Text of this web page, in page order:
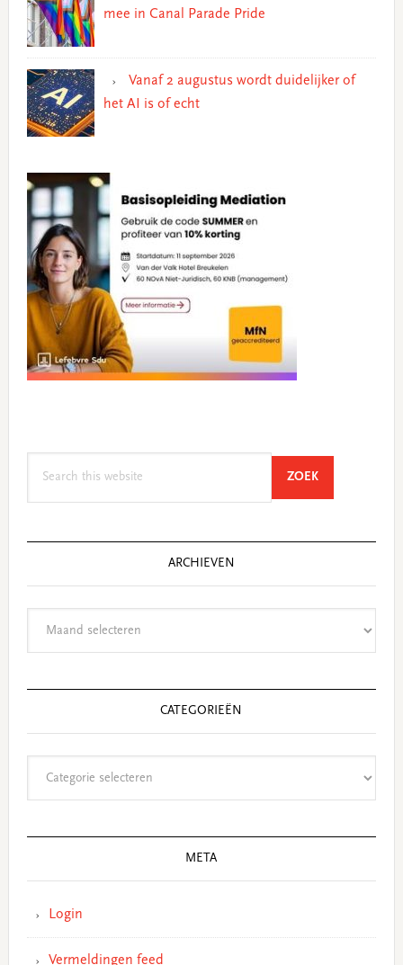
mee in Canal Parade Pride
Vanaf 2 augustus wordt duidelijker of
het AI is of echt
ZOEKSEARCH
ARCHIEVEN
CATEGORIEËN
META
Login
Vermeldingen feed